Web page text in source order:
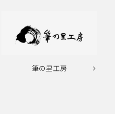
筆の里工房